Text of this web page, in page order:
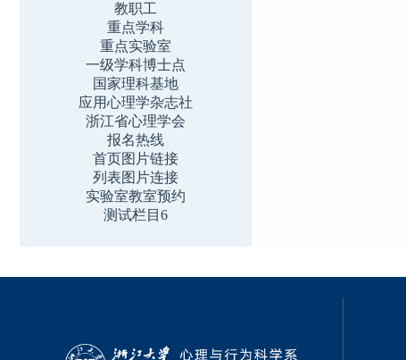
教职工
重点学科
重点实验室
一级学科博士点
国家理科基地
应用心理学杂志社
浙江省心理学会
报名热线
首页图片链接
列表图片连接
实验室教室预约
测试栏目6